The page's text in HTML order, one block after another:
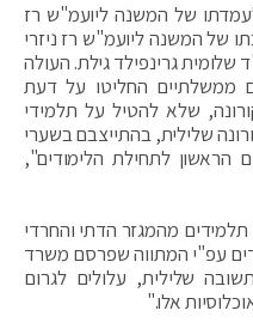
של המשנה ליועמ"ש רז
של המשנה ליועמ"ש רז ניזרי
‏גרינפילד גילת. העולה
ממשלתיים החליטו על דעת
שלא להטיל על תלמידי
שלילית, בהתייצבם בשערי
לתחילת הלימודים",
מהמגזר הדתי והחרדי
עפ"י המתווה ‏שפרסם משרד
שלילית, עלולים לגרום
אלו."